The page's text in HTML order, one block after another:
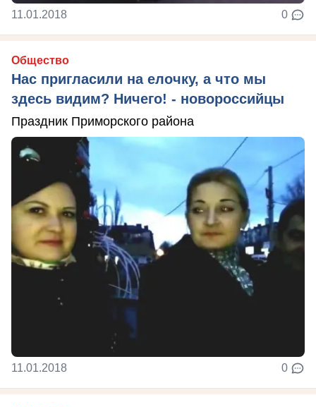
11.01.2018 0
Общество
Нас пригласили на елочку, а что мы
здесь видим? Ничего! - новороссийцы
Праздник Приморского района
11.01.2018 0